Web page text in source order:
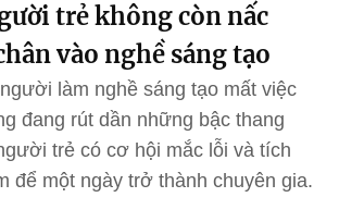
trẻ không còn nấc
vào nghề sáng tạo
làm nghề sáng tạo mất việc
đang rút dần những bậc thang
trẻ có cơ hội mắc lỗi và tích
để một ngày trở thành chuyên gia.